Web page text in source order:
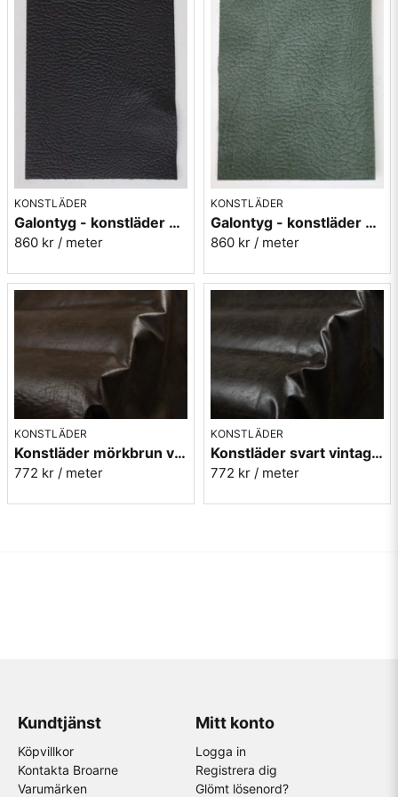
KONSTLÄDER
Galontyg - konstläder svart - Select 4
860 kr / meter
KONSTLÄDER
Galontyg - konstläder grågrön - Select 13
860 kr / meter
KONSTLÄDER
Konstläder mörkbrun vintage - Rodeo tobacco nr.46
772 kr / meter
KONSTLÄDER
Konstläder svart vintage - Rodeo night nr.4
772 kr / meter
Kundtjänst
Köpvillkor
Kontakta Broarne
Varumärken
Mitt konto
Logga in
Registrera dig
Glömt lösenord?